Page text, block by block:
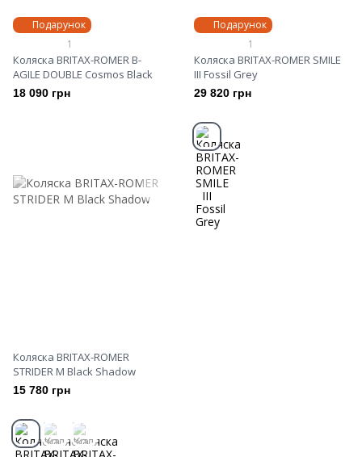
Подарунок
1
Коляска BRITAX-ROMER B-
AGILE DOUBLE Cosmos Black
18 090 грн
Подарунок
1
Коляска BRITAX-ROMER SMILE
III Fossil Grey
29 820 грн
Коляска BRITAX-ROMER
STRIDER M Black Shadow
15 780 грн